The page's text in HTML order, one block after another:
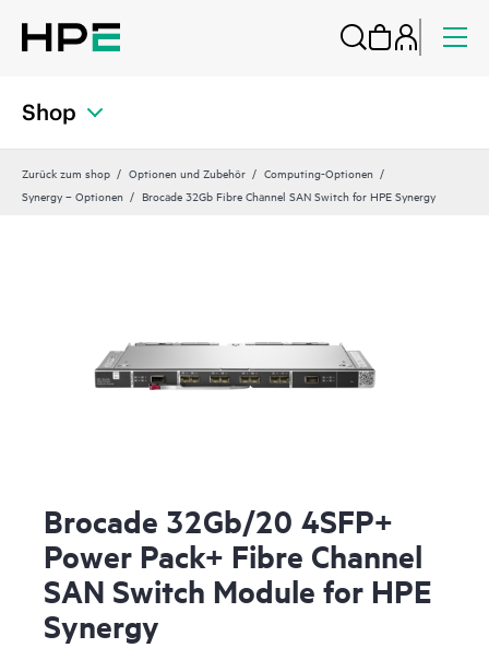
Shop
Zurück zum shop Optionen und Zubehör
Computing-Optionen
Synergy – Optionen
Brocade 32Gb Fibre Channel SAN Switch for HPE Synergy
Brocade 32Gb/20 4SFP+
Power Pack+ Fibre Channel
SAN Switch Module for HPE
Synergy